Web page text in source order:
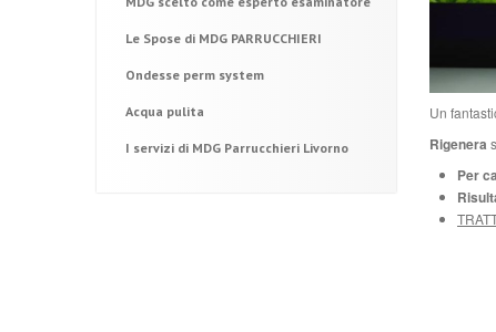
Le Spose di MDG PARRUCCHIERI
Ondesse perm system
Acqua pulita
I servizi di MDG Parrucchieri Livorno
Un
Rigenera
Per